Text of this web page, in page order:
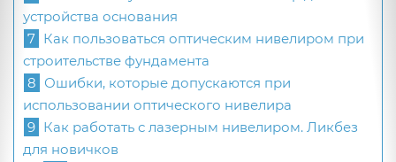
устройства основания
7 Как пользоваться оптическим нивелиром при
строительстве фундамента
8 Ошибки, которые допускаются при
использовании оптического нивелира
9 Как работать с лазерным нивелиром. Ликбез
для новичков